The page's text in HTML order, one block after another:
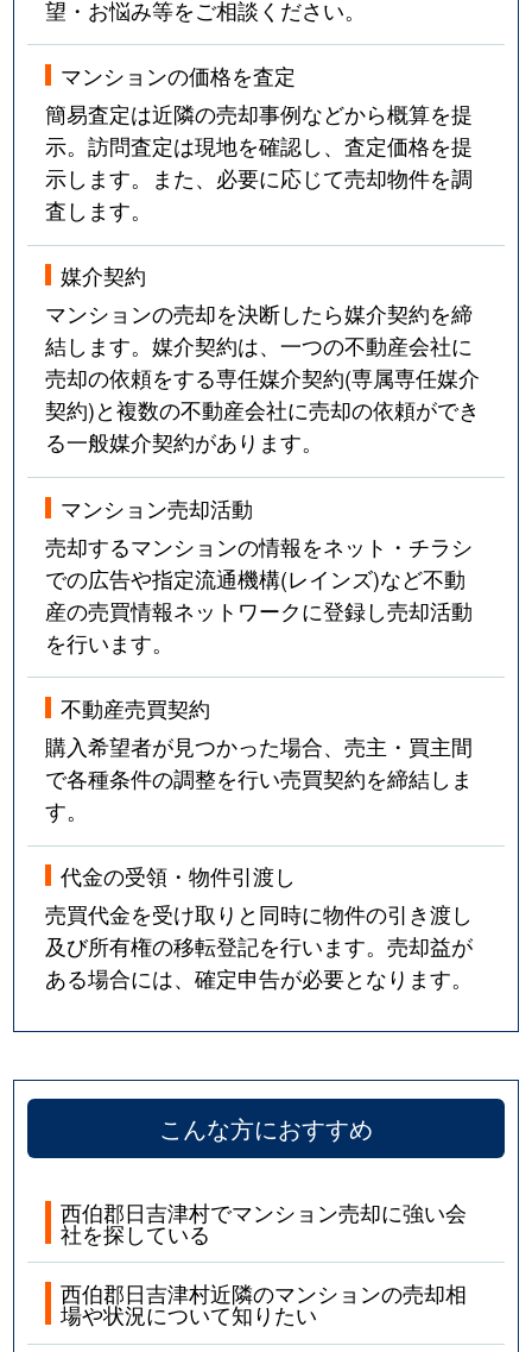
望・お悩み等をご相談ください。
マンションの価格を査定
簡易査定は近隣の売却事例などから概算を提
示。訪問査定は現地を確認し、査定価格を提
示します。また、必要に応じて売却物件を調
査します。
媒介契約
マンションの売却を決断したら媒介契約を締
結します。媒介契約は、一つの不動産会社に
売却の依頼をする専任媒介契約(専属専任媒介
契約)と複数の不動産会社に売却の依頼ができ
る一般媒介契約があります。
マンション売却活動
売却するマンションの情報をネット・チラシ
での広告や指定流通機構(レインズ)など不動
産の売買情報ネットワークに登録し売却活動
を行います。
不動産売買契約
購入希望者が見つかった場合、売主・買主間
で各種条件の調整を行い売買契約を締結しま
す。
代金の受領・物件引渡し
売買代金を受け取りと同時に物件の引き渡し
及び所有権の移転登記を行います。売却益が
ある場合には、確定申告が必要となります。
こんな方におすすめ
西伯郡日吉津村でマンション売却に強い会
社を探している
西伯郡日吉津村近隣のマンションの売却相
場や状況について知りたい